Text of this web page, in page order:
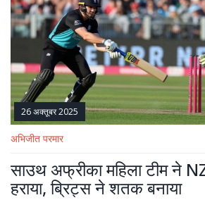
26 अक्तूबर 2025
अभिजीत परमार
साउथ अफ्रीका महिला टीम ने
हराया, ब्रिट्स ने शतक बनाया